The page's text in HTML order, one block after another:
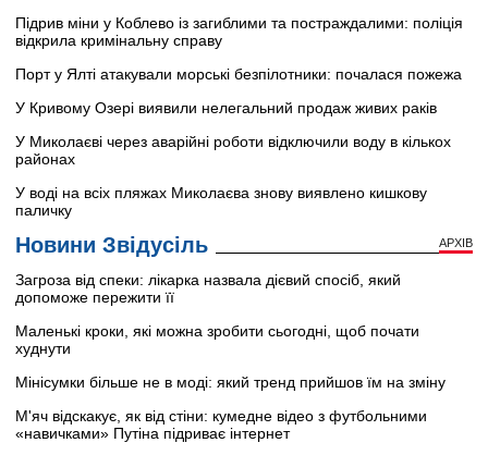
Підрив міни у Коблево із загиблими та постраждалими: поліція
відкрила кримінальну справу
Порт у Ялті атакували морські безпілотники: почалася пожежа
У Кривому Озері виявили нелегальний продаж живих раків
У Миколаєві через аварійні роботи відключили воду в кількох
районах
У воді на всіх пляжах Миколаєва знову виявлено кишкову
паличку
Новини Звідусіль АРХІВ
Загроза від спеки: лікарка назвала дієвий спосіб, який
допоможе пережити її
Маленькі кроки, які можна зробити сьогодні, щоб почати
худнути
Мінісумки більше не в моді: який тренд прийшов їм на зміну
М'яч відскакує, як від стіни: кумедне відео з футбольними
«навичками» Путіна підриває інтернет